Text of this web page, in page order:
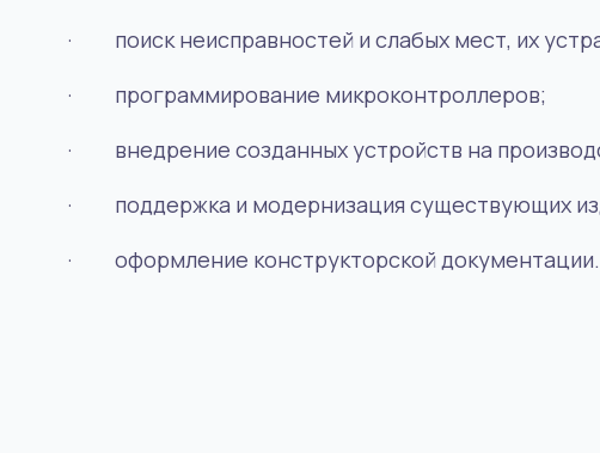
·
поиск неисправностей и слабых мест, их
·
программирование микроконтроллеров;
·
внедрение созданных устройств на
·
поддержка и модернизация существующих
· оформление конструкторской документации.